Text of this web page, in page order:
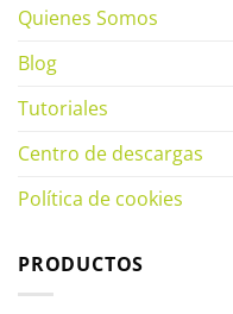
Quienes Somos
Blog
Tutoriales
Centro de descargas
Política de cookies
PRODUCTOS